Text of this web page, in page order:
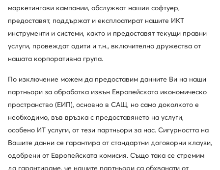
Център за обслужване на клиенти Контакти
Изтеглете приложение
Обслужване на клиенти
За нас
маркетингови кампании, обслужват нашия софтуер,
предоставят, поддържат и експлоатират нашите ИКТ
инструменти и системи, както и предоставят текущи правни
услуги, провеждат одити и т.н., включително дружества от
нашата корпоративна група.
По изключение можем да предоставим данните Ви на наши
партньори за обработка извън Европейското икономическо
пространство (ЕИП), основно в САЩ, но само доколкото е
необходимо, във връзка с предоставянето на услуги,
особено ИТ услуги, от тези партньори за нас. Сигурността на
Вашите данни се гарантира от стандартни договорни клаузи,
одобрени от Европейската комисия. Също така се стремим
да гарантираме, че нашите партньори са обхванати от